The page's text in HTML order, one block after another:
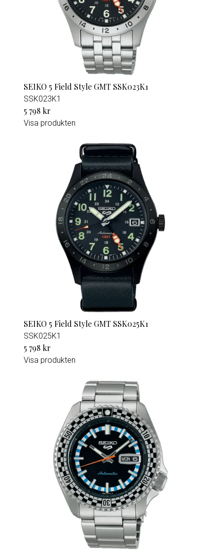
SEIKO 5 Field Style GMT SSK023K1
SSK023K1
5 798 kr
Visa produkten
SEIKO 5 Field Style GMT SSK025K1
SSK025K1
5 798 kr
Visa produkten